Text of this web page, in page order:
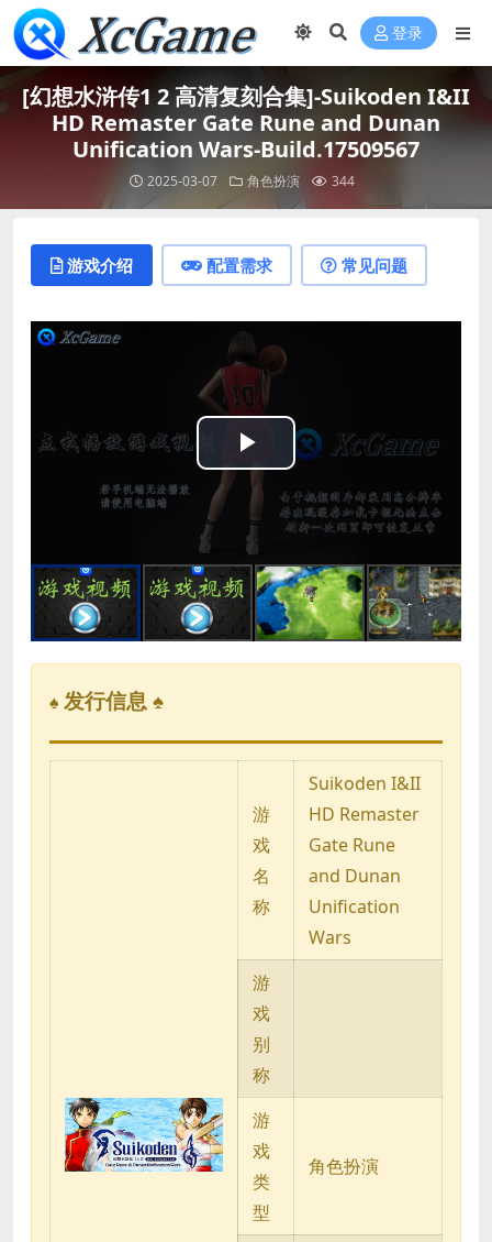
登录
[幻想水浒传1 2 高清复刻合集]-Suikoden I&II
HD Remaster Gate Rune and Dunan
Unification Wars-Build.17509567
2025-03-07 角色扮演 344
游戏介绍 配置需求 常见问题
Play
Video
♠ 发行信息 ♠
游
戏
名
称
Suikoden I&II
HD Remaster
Gate Rune
and Dunan
Unification
Wars
游
戏
别
称
游
戏
类
型
角色扮演